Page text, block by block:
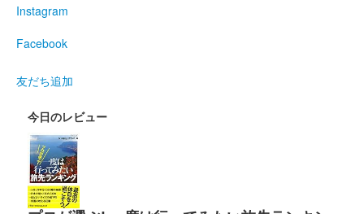
館林城 御城印
尾曳城（館林城） 御城印
館林城 御城印
Instagram
Facebook
友だち追加
今日のレビュー